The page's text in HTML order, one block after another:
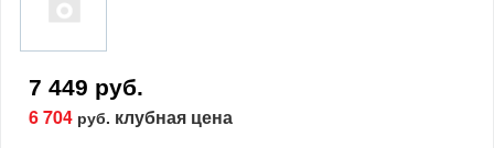
7 449 руб.
6 704 руб. клубная цена